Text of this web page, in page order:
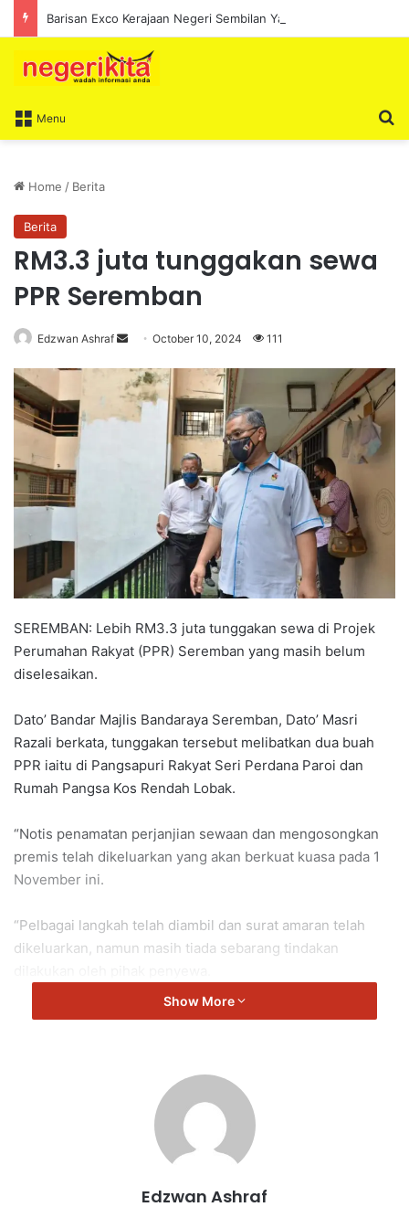
Menu
Home / Berita
Berita
RM3.3 juta tunggakan sewa
PPR Seremban
Edzwan Ashraf
n
d
a
October 10, 2024 111
SEREMBAN: Lebih RM3.3 juta tunggakan sewa di Projek
Perumahan Rakyat (PPR) Seremban yang masih belum
diselesaikan.
Dato’ Bandar Majlis Bandaraya Seremban, Dato’ Masri
Razali berkata, tunggakan tersebut melibatkan dua buah
PPR iaitu di Pangsapuri Rakyat Seri Perdana Paroi dan
Rumah Pangsa Kos Rendah Lobak.
“Notis penamatan perjanjian sewaan dan mengosongkan
premis telah dikeluarkan yang akan berkuat kuasa pada 1
November ini.
“Pelbagai langkah telah diambil dan surat amaran telah
dikeluarkan, namun masih tiada sebarang tindakan
“Untuk makluman, tempoh perjanjian sewaan sebelum ini
“Penyewa juga telah dimaklumkan bahawa premis sewaan
mereka itu akan ditarik balik dan dikunci berkuatkuasa 1
Januari sekiranya mereka masih gagal menjelaskan
Show More
Edzwan Ashraf